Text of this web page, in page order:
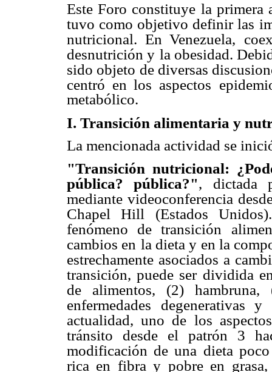
Este Foro constituye la
tuvo como objetivo definir las
nutricional. En Venezuela,
desnutrición y la obesidad.
sido objeto de diversas
centró en los aspectos
metabólico.
I. Transición alimentaria y
La mencionada actividad se
"Transición nutricional:
pública? pública?", dictada
mediante videoconferencia
Chapel Hill (Estados
fenómeno de transición
cambios en la dieta y en la
estrechamente asociados a
transición, puede ser dividida
de alimentos, (2)
enfermedades degenerativas
actualidad, uno de los aspectos
tránsito desde el
patrón 3
modificación de una dieta
rica en fibra y pobre en grasa,